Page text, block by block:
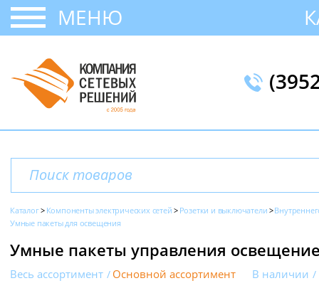
МЕНЮ
Каталог Компоненты электрических сетей Розетки и выключатели
Умные пакеты для освещения
Умные пакеты управления
Весь ассортимент Основной ассортимент В наличии